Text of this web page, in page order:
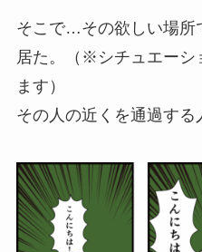
そこで…その欲しい場
居た。
（※シチュエー
ます）
その人の近くを通過す